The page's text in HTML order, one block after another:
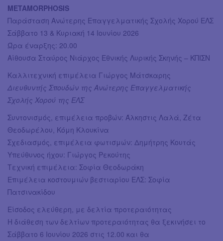
METAMORPHOSIS
Παράσταση Ανώτερης Επαγγελματικής Σχολής Χορού ΕΛΣ
Σάββατο 13 & Κυριακή 14 Ιουνίου 2026
Ώρα έναρξης: 20.00
Αίθουσα Σταύρος Νιάρχος Εθνικής Λυρικής Σκηνής – ΚΠΙΣΝ
Καλλιτεχνική επιμέλεια Γιώργος Μάτσκαρης
Διευθυντής Σπουδών της Ανώτερης Επαγγελματικής
Σχολής Χορού της ΕΛΣ
Συντονισμός, επιμέλεια προβών: Άλκηστις Λαλά, Ζέτα
Θεοδωρέλου, Κόμη Κλουκίνα
Σχεδιασμός, επιμέλεια φωτισμών: Δημήτρης Κουτάς
Υπεύθυνος ήχου: Γιώργος Ρεκούτης
Τεχνική επιμέλεια: Σοφία Θεοδωράκη
Επιμέλεια κοστουμιών βεστιαρίου ΕΛΣ: Σοφία
Πατσινακίδου
Είσοδος ελεύθερη, με δελτία προτεραιότητας
Η διάθεση των δελτίων προτεραιότητας θα ξεκινήσει το
Σάββατο 6 Ιουνίου 2026 στις 12.00 και θα